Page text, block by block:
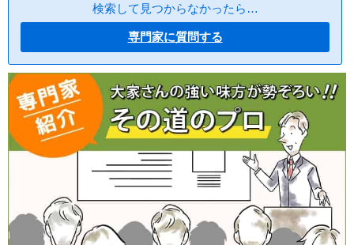
検索して見つからなかったら…
専門家に質問する